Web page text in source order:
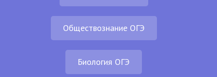
Обществознание ОГЭ
Биология ОГЭ